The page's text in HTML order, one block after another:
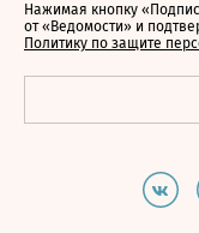
Нажимая кнопку
от «Ведомости» и
Политику по защите